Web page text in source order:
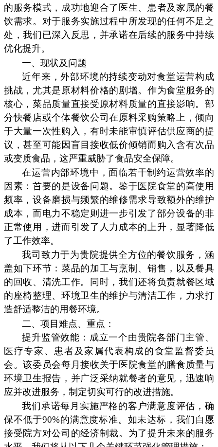
的服务模式，成功地迎合了医生、患者及家属的餐
饮需求。对于服务实施过程中所发现的任何不足之
处，我们已深入反思，并承诺在后续的服务中持续
优化提升。
一、现状及问题
近年来，外部环境的持续变动对食堂运营构成
挑战，尤其是原材料价格的剧增。作为食堂服务的
核心，菜品质量直接受原材料质量的直接影响。部
分快餐店或个体餐饮公司在原料采购策略上，倾向
于大量一次性购入，有时未能审慎评估供应商的提
议，甚至可能因盲目接收低价倾销而购入含有次品
或变质食品，这严重威胁了食品安全保障。
在运营内部环境中，面临若干制约运营效率的
因素：首要的是设备问题。鉴于医院食堂的高使用
频率，设备磨损与频繁的维修需求导致额外的维护
成本，而电力不稳定则进一步引发了部分设备的非
正常使用，进而引发了人力成本的上升，显著降低
了工作效率。
我司致力于为贵院提供全方位的餐饮服务，涵
盖如下环节：菜品的加工与烹制、销售，以及餐具
的回收、清洗工作。同时，我们还将负责就餐区域
的座椅整理、环境卫生的维护与清洁工作，力求打
造舒适整洁的用餐环境。
二、项目难点、重点：
提升监管效能：成立一个由贵院各部门主管、
医疗专家、患者及家属代表构成的食堂监督委员
会。该委员会每月接收关于医院食堂的膳食质量与
环境卫生报告，并广泛采纳就餐者的意见，迅速响
应并改进服务，制定切实可行的改进措施。
我们承诺每月实施严格的客户满意度评估，确
保不低于90%的满意度标准。如未达标，我们自愿
接受院方对公司的经济制裁。为了提升未来的服务